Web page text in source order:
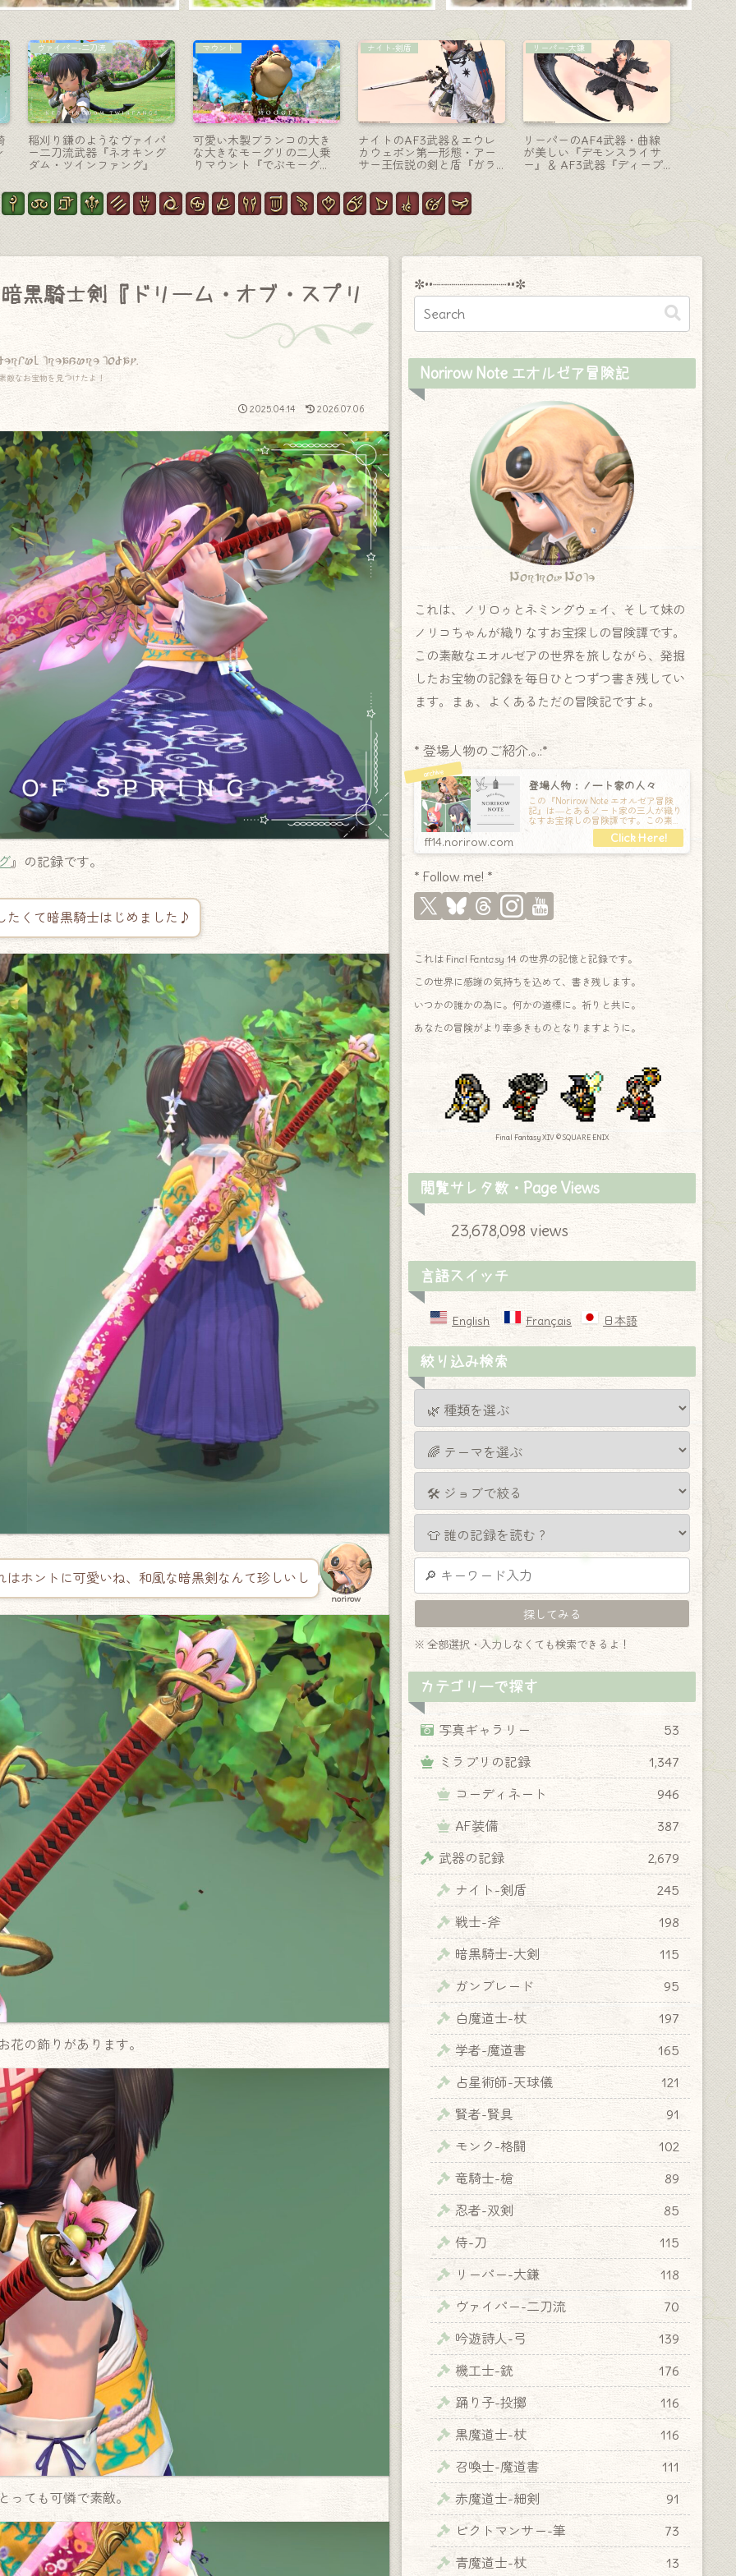
踊り子-投擲
トゲトゲが飛び出るサボテ
ン風の踊り子円月輪『ハイ
ミスリル・ドワーヴングレ
イヴ』
コーディネート
【ミラプリ】守護天節『ヴ
ァンパイアベスト』で可愛
いハロウィン用コーディネ
ート（ララフェルVer.）
赤魔道士-細剣
極ダイヤウェポン捕獲作戦
“赤魔道士” 武器・獅子のフ
ァンネル？『ダイヤウェポ
ン・ハンガー』
手紙
新生10周年おめでとう！こ
れからもたくさんの「もう
一つの世界」が続いていき
ますようにー
極エタ
ーンズ
黒騎士剣『ドリーム・オブ・スプリ
treasure today.
敵なお宝物を見つけたよ！
2025.04.14 2026.07.06
』の記録です。
たくて暗黒騎士はじめました♪
はホントに可愛いね、和風な暗黒剣なんて珍しいし
norirow
の飾りがあります。
ても可憐で素敵。
✼••┈┈┈┈┈┈┈┈┈••✼
Norirow Note エオルゼア冒険記
Norirow Note
これは、ノリロゥとネミングウェイ、そして妹の
ノリコちゃんが織りなすお宝探しの冒険譚です。
この素敵なエオルゼアの世界を旅しながら、発掘
したお宝物の記録を毎日ひとつずつ書き残してい
ます。まぁ、よくあるただの冒険記ですよ。
* 登場人物のご紹介.｡.:*
登場人物：ノート家の人々
この『Norirow Note エオルゼア冒険
記』は―とあるノート家の三人が織り
なすお宝探しの冒険譚です。この素敵
な Final Fantasy XIV の世界を旅しな
ff14.norirow.com
* Follow me! *
これは Final Fantasy 14 の世界の記憶と記録です。
この世界に感謝の気持ちを込めて、書き残します。
いつかの誰かの為に。何かの道標に。祈りと共に。
あなたの冒険がより幸多きものとなりますように。
Final Fantasy XIV © SQUARE ENIX
閲覧サレタ数・Page Views
23,678,098 views
言語スイッチ
English Français 日本語
絞り込み検索
※ 全部選択・入力しなくても検索できるよ！
カテゴリーで探す
写真ギャラリー
53
ミラプリの記録
1,347
コーディネート
946
AF装備
387
武器の記録
2,679
ナイト-剣盾
245
戦士-斧
198
暗黒騎士-大剣
115
ガンブレード
95
白魔道士-杖
197
学者-魔道書
165
占星術師-天球儀
121
賢者-賢具
91
モンク-格闘
102
竜騎士-槍
89
忍者-双剣
85
侍-刀
115
リーパー-大鎌
118
ヴァイパー-二刀流
70
吟遊詩人-弓
139
機工士-銃
176
踊り子-投擲
116
黒魔道士-杖
116
召喚士-魔道書
111
赤魔道士-細剣
91
ピクトマンサー-筆
73
青魔道士-杖
13